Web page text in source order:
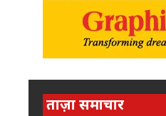
ताज़ा समाचार